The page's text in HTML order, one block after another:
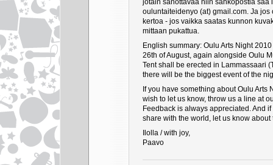
jotain sanottavaa niin sähköpostia saa
ouluntaiteidenyo (at) gmail.com. Ja
kertoa - jos vaikka saatas kunnon
mittaan pukattua.
English summary: Oulu Arts Night
26th of August, again alongside Oulu
Tent shall be erected in Lammassaari
there will be the biggest event of the
If you have something about Oulu Arts
wish to let us know, throw us a line at
Feedback is always appreciated. And
share with the world, let us know about
Ilolla / with joy,
Paavo